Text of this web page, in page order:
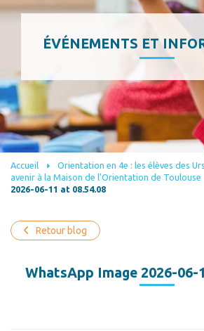
ÉVÉNEMENTS ET
Accueil
Orientation en 4e : les élèves des
avenir à la Maison de l’Orientation de Toulouse
2026-06-11 at 08.54.08
Retour blog
WhatsApp Image 2026-06-